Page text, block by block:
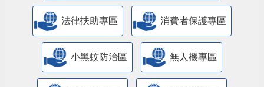
法律扶助專區 消費者保護專區
小黑蚊防治區 無人機專區